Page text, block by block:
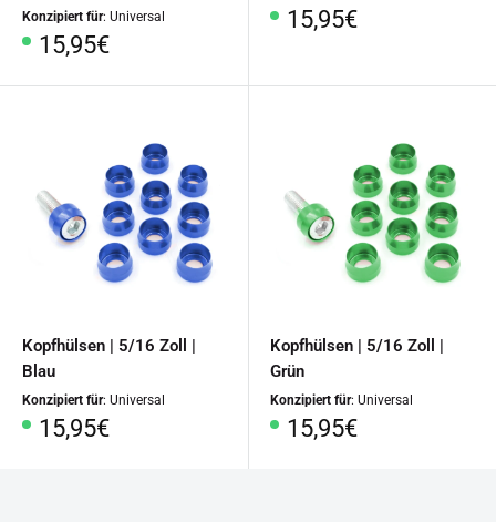
Konzipiert für: Universal
Sonderpreis
15,95€
Sonderpreis
15,95€
Kopfhülsen | 5/16 Zoll |
Blau
Konzipiert für: Universal
Sonderpreis
15,95€
Kopfhülsen | 5/16 Zoll |
Grün
Konzipiert für: Universal
Sonderpreis
15,95€